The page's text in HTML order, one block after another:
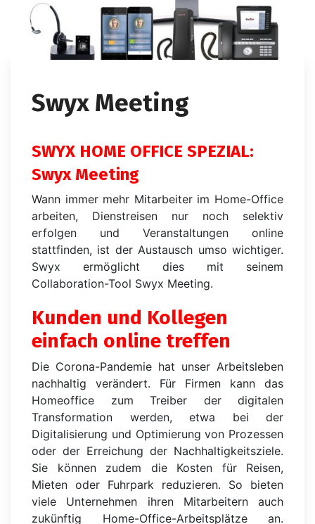
Swyx Meeting
SWYX HOME OFFICE SPEZIAL:
Swyx Meeting
Wann immer mehr Mitarbeiter im Home-Office
arbeiten, Dienstreisen nur noch selektiv
erfolgen und Veranstaltungen online
stattfinden, ist der Austausch umso wichtiger.
Swyx ermöglicht dies mit seinem
Collaboration-Tool Swyx Meeting.
Kunden und Kollegen
einfach online treffen
Die Corona-Pandemie hat unser Arbeitsleben
nachhaltig verändert. Für Firmen kann das
Homeoffice zum Treiber der digitalen
Transformation werden, etwa bei der
Digitalisierung und Optimierung von Prozessen
oder der Erreichung der Nachhaltigkeitsziele.
Sie können zudem die Kosten für Reisen,
Mieten oder Fuhrpark reduzieren. So bieten
viele Unternehmen ihren Mitarbeitern auch
zukünftig Home-Office-Arbeitsplätze an.